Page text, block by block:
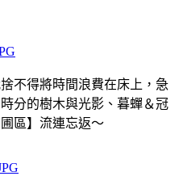
不得將時間浪費在床上，急
分的樹木與光影、暮蟬＆冠
區】流連忘返～